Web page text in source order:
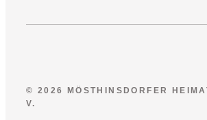
© 2026 MÖSTHINSDORFER
V.